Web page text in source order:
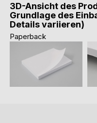
3D-Ansicht des
Grundlage des
Details variieren)
Paperback